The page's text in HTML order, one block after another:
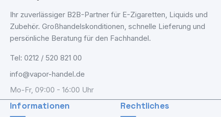
Ihr zuverlässiger B2B-Partner für E-Zigaretten, Liquids und
Zubehör. Großhandelskonditionen, schnelle Lieferung und
persönliche Beratung für den Fachhandel.
Tel: 0212 / 520 821 00
info@vapor-handel.de
Mo-Fr, 09:00 - 16:00 Uhr
Informationen Rechtliches